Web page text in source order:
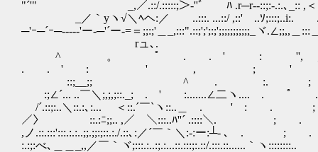
"´'" _,／.::/.:::::;＞‐''ﾞ￣￣ﾊ .r─r--::;:-.:.､_:: ,＜
_／｀yヽ√＼ﾍヘ:／ ..:::. ...::/ ,::' ..ｿ;:::;..i:. . ::...`
─'ｰ─´ｰ─----‐'ー-─'´ー-=＝;;:;'＿_,:::".::;';';:;';;;;;;;;;;;_ヾ.∠;;,,＿:::
rュ､. . . ..
^ 。 ﾟ . . ' : '', ;
. . ' : ' , ;
::;__;; ^ .
:;∠´... ..￣＼;,;,;::._; . ' :.......∠二ヽ
/´.::;:..＼::.:､:... ＜::.´￣`ヽ::..＿ . ' :
／〉 ::.:ﾆ;;.. ,／￣＼:::..ﾊ''´ .::::＼. ; . ' .
,ノ.::.:::':::.:.:..;;.;;:;::.:./.::､:／´￣｀＼:-:ー:┴- ､ .
:.:;:べ､＿＿_,,／￣｀ヾ;:::.:..:;.:...::.:::;:.::/.:::.::......｀ヽ